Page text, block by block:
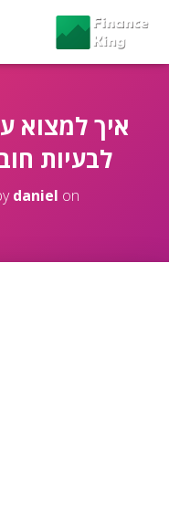
איך למצוא
לבעיות
daniel on